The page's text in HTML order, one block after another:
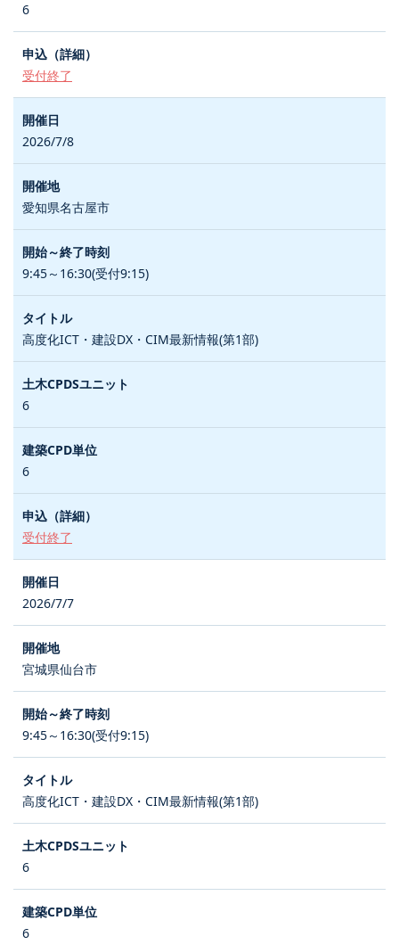
6
受付終了
2026/7/8
愛知県名古屋市
9:45～16:30(受付9:15)
高度化ICT・建設DX・CIM最新情報(第1部)
6
6
受付終了
2026/7/7
宮城県仙台市
9:45～16:30(受付9:15)
高度化ICT・建設DX・CIM最新情報(第1部)
6
6